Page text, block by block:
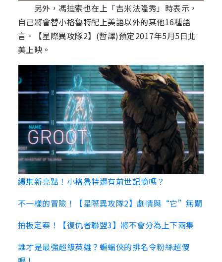
另外，馮迪索也在上「吉米法隆秀」時表示，
自己將會替小格魯特配上美語以外的其他16種語
言。【星際異攻隊2】(暫譯)預定2017年5月5日北
美上映。
續集新亮點！小格魯特還有前世記憶嗎？
不一樣的冒險！【星際異攻隊2】劇情與“它”無關
拍板定案！【復仇者聯盟3】將不會分為上下兩集
誰才是最強超級英雄？蝙蝠俠的排名令粉絲超傻